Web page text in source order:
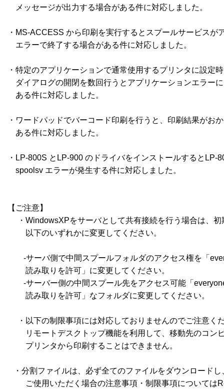
メッセージが出力する場合がある件に対応しました。
・MS-ACCESS から印刷を実行するとスプールサービスが
エラーで終了する場合がある件に対応しました。
・特定のアプリケーションで通常使用するプリンタに設定
ダイアログの開閉を数回行うとアプリケーションエラー
ある件に対応しました。
・ワードパッドでバーコード印刷を行うと、印刷結果がお
ある件に対応しました。
・LP-800S とLP-900 のドライバをインストールするとLP-
spoolsv エラーが発生する件に対応しました。
【ご注意】
・WindowsXPをサーバとして共有接続を行う場合は、初
以下のいずれかに変更してください。
-サーバ側で中間スプールフォルダのアクセス権を「
読み取りを許可」に変更してください。
-サーバー側の中間スプール先をアクセス可能「
読み取りを許可」なフォルダに変更してください。
・以下の制限事項には対応しておりませんのでご注意く
リモートデスクトップ機能を利用して、移動先のコン
プリンタから印刷することはできません。
・分割ファイルは、必ず全てのファイルをダウンロード
ご使用いただく場合の注意事項・制限事項については